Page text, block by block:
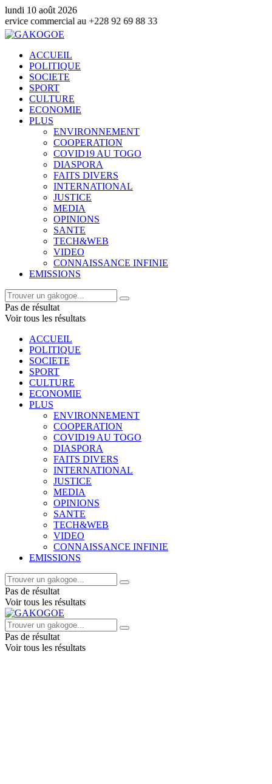
lundi 10 août 2026
au +228 92 69 88 33
ACCUEIL
POLITIQUE
SOCIETE
SPORT
CULTURE
ECONOMIE
PLUS
ENVIRONNEMENT
COOPERATION
COVID19 AU TOGO
DIASPORA
FAITS DIVERS
INTERNATIONAL
JUSTICE
MEDIA
OPINIONS
SANTE
TECH&WEB
VIDEO
CONNAISSANCE INFINIE
EMISSIONS
Pas de résultat
Voir tous les résultats
ACCUEIL
POLITIQUE
SOCIETE
SPORT
CULTURE
ECONOMIE
PLUS
ENVIRONNEMENT
COOPERATION
COVID19 AU TOGO
DIASPORA
FAITS DIVERS
INTERNATIONAL
JUSTICE
MEDIA
OPINIONS
SANTE
TECH&WEB
VIDEO
CONNAISSANCE INFINIE
EMISSIONS
Pas de résultat
Voir tous les résultats
Pas de résultat
Voir tous les résultats